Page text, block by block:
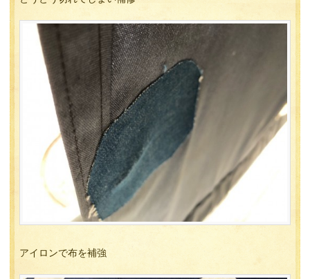
アイロンで布を補強